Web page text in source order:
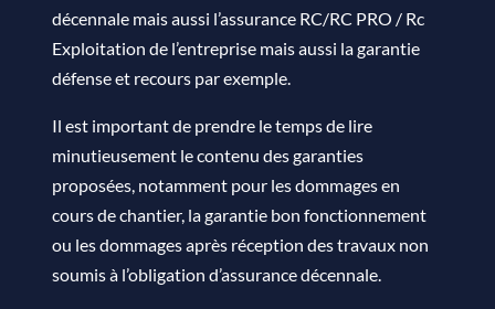
décennale mais aussi l’assurance RC/RC PRO / Rc
Exploitation de l’entreprise mais aussi la garantie
défense et recours par exemple.
Il est important de prendre le temps de lire
minutieusement le contenu des garanties
proposées, notamment pour les dommages en
cours de chantier, la garantie bon fonctionnement
ou les dommages après réception des travaux non
soumis à l’obligation d’assurance décennale.